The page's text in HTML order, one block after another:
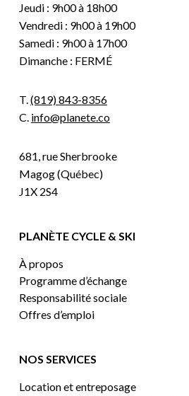
Jeudi : 9h00 à 18h00
Vendredi : 9h00 à 19h00
Samedi : 9h00 à 17h00
Dimanche : FERMÉ
T.(819) 843-8356
C. info@planete.co
681, rue Sherbrooke
Magog (Québec)
J1X 2S4
PLANÈTE CYCLE & SKI
À propos
Programme d’échange
Responsabilité sociale
Offres d’emploi
NOS SERVICES
Location et entreposage